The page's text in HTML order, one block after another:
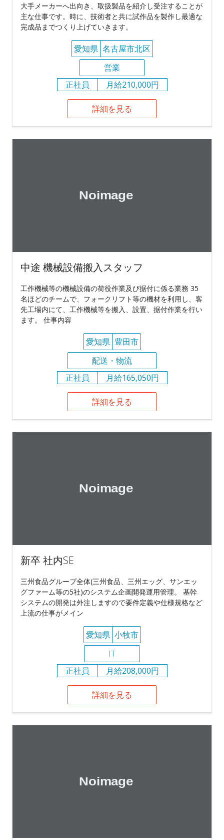
大手メーカーへ出向き、取扱製品を紹介し受注することが
主な仕事です。時に、技術者と共に試作品を製作し最適な
完成品までつくり上げていきます。
愛知県 名古屋市北区
営業
正社員
月給210,000円
詳細を見る
中途 機械設備搬入スタッフ
工作機械等の機械設備の荷役作業及び据付に係る業務 35
名ほどのチームで、フォークリフト等の機材を利用し、客
先工場内にて、工作機械等を搬入、設置、据付作業を行い
ます。 仕事内容
愛知県 豊田市
配送・物流
正社員
月給165,050円
詳細を見る
新卒 社内SE
三州食品グループ全体(三州食品、三州エッグ、サンエッ
グファーム等の5社)のシステム企画開発運用管理。 基幹
システムの開発は外注しますので要件定義や仕様規格など
上流の仕事がメイン
愛知県 小牧市
IT
正社員
月給208,000円
詳細を見る